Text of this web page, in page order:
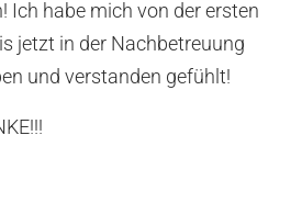
Ich habe mich von der ersten
jetzt in der Nachbetreuung
und verstanden gefühlt!